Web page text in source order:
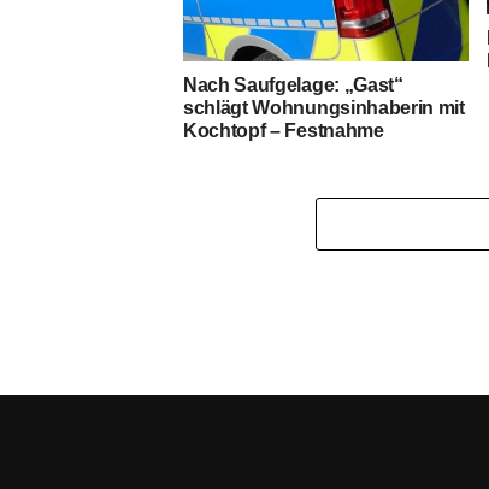
Nach Saufgelage: „Gast“
schlägt Wohnungsinhaberin mit
Kochtopf – Festnahme